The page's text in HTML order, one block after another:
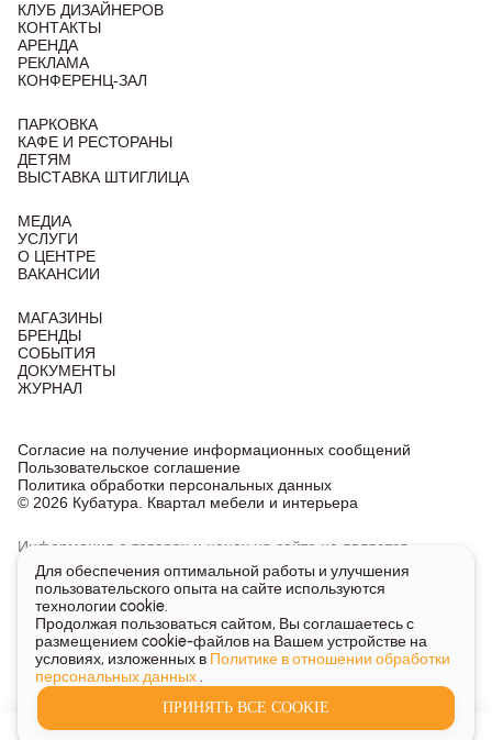
КЛУБ ДИЗАЙНЕРОВ
КОНТАКТЫ
АРЕНДА
РЕКЛАМА
КОНФЕРЕНЦ-ЗАЛ
ПАРКОВКА
КАФЕ И РЕСТОРАНЫ
ДЕТЯМ
ВЫСТАВКА ШТИГЛИЦА
МЕДИА
УСЛУГИ
О ЦЕНТРЕ
ВАКАНСИИ
МАГАЗИНЫ
БРЕНДЫ
СОБЫТИЯ
ДОКУМЕНТЫ
ЖУРНАЛ
© 2026 Кубатура. Квартал мебели и интерьера
Согласие на получение информационных сообщений
Пользовательское соглашение
Политика обработки персональных данных
Информация о товарах и ценах на сайте не является
публичной офертой, носит исключительно информационный
характер.
Для получения подробной информации о наличии
и стоимости указанных товаров и услуг напишите или
позвоните нам.
Для обеспечения оптимальной работы и улучшения
пользовательского опыта на сайте используются
технологии cookie.
Продолжая пользоваться сайтом, Вы соглашаетесь с
размещением cookie-файлов на Вашем устройстве на
условиях, изложенных в Политике в отношении обработки
персональных данных.
ПРИНЯТЬ ВСЕ COOKIE